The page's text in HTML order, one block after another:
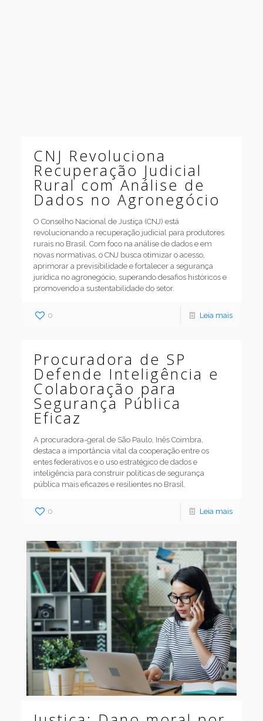
CNJ Revoluciona
Recuperação Judicial
Rural com Análise de
Dados no Agronegócio
O Conselho Nacional de Justiça (CNJ) está
revolucionando a recuperação judicial para produtores
rurais no Brasil. Com foco na análise de dados e em
novas normativas, o CNJ busca otimizar o acesso,
aprimorar a previsibilidade e fortalecer a segurança
jurídica no agronegócio, superando desafios históricos e
promovendo a sustentabilidade do setor.
0 Leia mais
Procuradora de SP
Defende Inteligência e
Colaboração para
Segurança Pública
Eficaz
A procuradora-geral de São Paulo, Inês Coimbra,
destaca a importância vital da cooperação entre os
entes federativos e o uso estratégico de dados e
inteligência para construir políticas de segurança
pública mais eficazes e resilientes no Brasil.
0 Leia mais